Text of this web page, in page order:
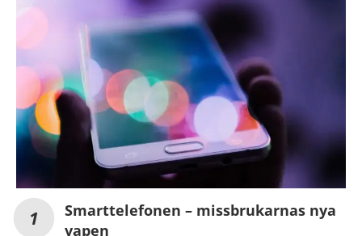
Smarttelefonen – missbrukarnas nya
vapen